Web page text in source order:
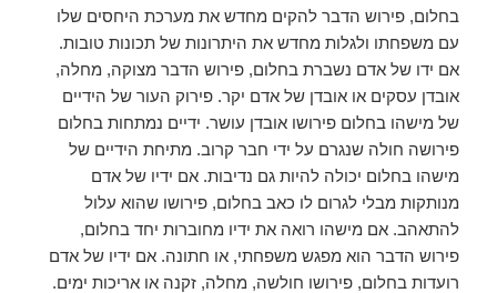
בחלום, פירוש הדבר להקים מחדש את מערכת היחסים שלו
עם משפחתו ולגלות מחדש את היתרונות של תכונות טובות.
אם ידו של אדם נשברת בחלום, פירוש הדבר מצוקה, מחלה,
אובדן עסקים או אובדן של אדם יקר. פירוק העור של הידיים
של מישהו בחלום פירושו אובדן עושר. ידיים נמתחות בחלום
פירושה חולה שנגרם על ידי חבר קרוב. מתיחת הידיים של
מישהו בחלום יכולה להיות גם נדיבות. אם ידיו של אדם
מנותקות מבלי לגרום לו כאב בחלום, פירושו שהוא עלול
להתאהב. אם מישהו רואה את ידיו מחוברות יחד בחלום,
פירוש הדבר הוא מפגש משפחתי, או חתונה. אם ידיו של אדם
רועדות בחלום, פירושו חולשה, מחלה, זקנה או אריכות ימים.